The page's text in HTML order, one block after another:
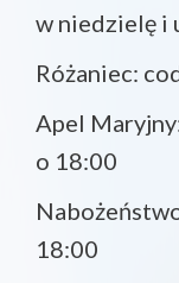
w niedzielę i
Różaniec:
Apel
o 18:00
18:00